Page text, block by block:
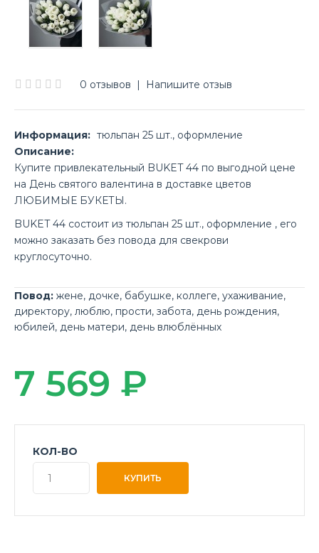
0 отзывов | Напишите отзыв
Информация: тюльпан 25 шт., оформление
Описание:
Купите привлекательный BUKET 44 по выгодной цене
на День святого валентина в доставке цветов
ЛЮБИМЫЕ БУКЕТЫ.
BUKET 44 состоит из тюльпан 25 шт., оформление , его
можно заказать без повода для свекрови
круглосуточно.
Повод: жене, дочке, бабушке, коллеге, ухаживание,
директору, люблю, прости, забота, день рождения,
юбилей, день матери, день влюблённых
7 569 ₽
КОЛ-ВО